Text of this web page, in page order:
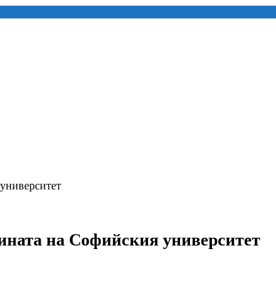
на Софийския университет